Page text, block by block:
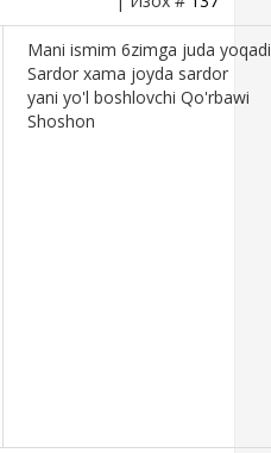
Mani ismim 6zimga juda yoqadi
Sardor xama joyda sardor
yani yo'l boshlovchi Qo'rbawi
Shoshon